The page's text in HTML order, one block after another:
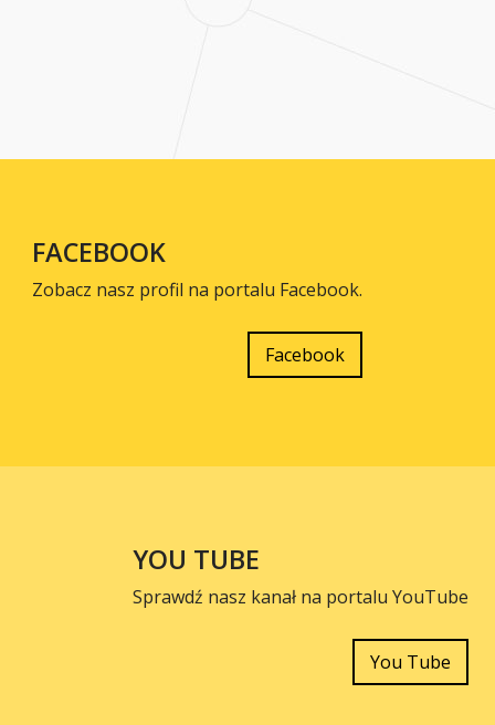
FACEBOOK
Zobacz nasz profil na portalu Facebook.
Facebook
YOU TUBE
Sprawdź nasz kanał na portalu YouTube
You Tube